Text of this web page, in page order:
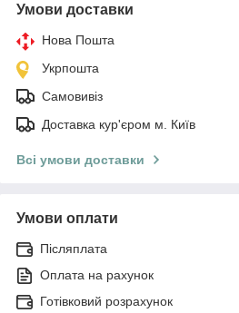
Умови доставки
Нова Пошта
Укрпошта
Самовивіз
Доставка кур'єром м. Київ
Всі умови доставки
Умови оплати
Післяплата
Оплата на рахунок
Готівковий розрахунок